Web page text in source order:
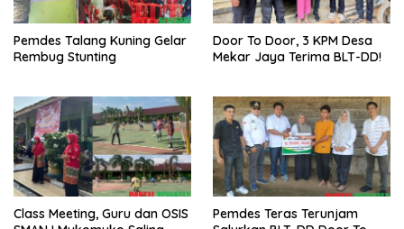
Pemdes Talang Kuning Gelar
Rembug Stunting
Door To Door, 3 KPM Desa
Mekar Jaya Terima BLT-DD!
Class Meeting, Guru dan OSIS
Pemdes Teras Terunjam